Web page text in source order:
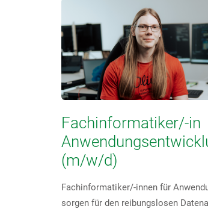
Fachinformatiker/-in
(m/w/d)
Fachinformatiker/-innen für
sorgen für den reibungslosen